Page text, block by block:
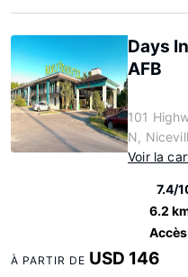
Days
AFB
101
N,
Voir la
7.4/
6.2
À PARTIR DE USD 146